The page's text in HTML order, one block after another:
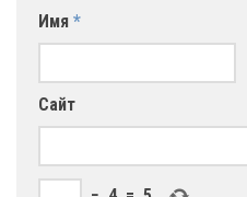
Имя *
Сайт